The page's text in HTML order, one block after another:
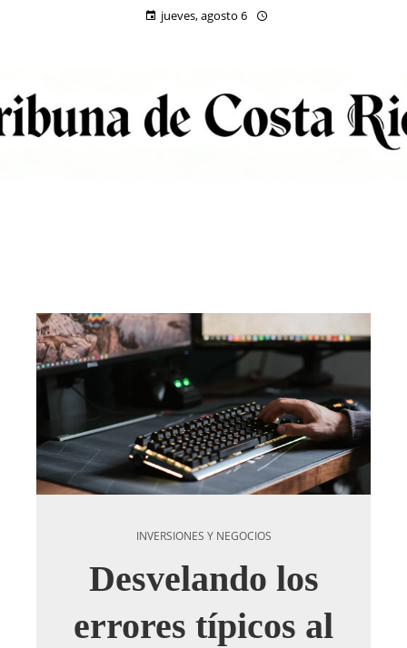
jueves, agosto 6
INVERSIONES Y NEGOCIOS
Desvelando los
errores típicos al